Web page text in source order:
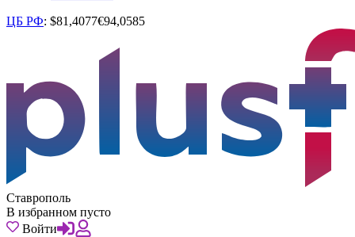
ЦБ РФ: $81,4077€94,0585
Ставрополь
В избранном пусто
Войти